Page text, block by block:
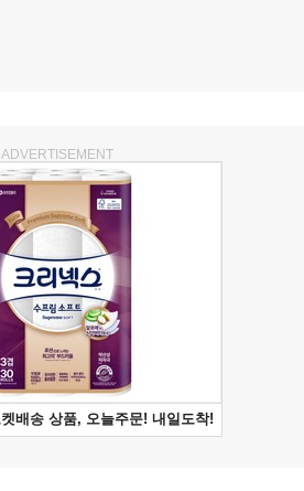
ADVERTISEMENT